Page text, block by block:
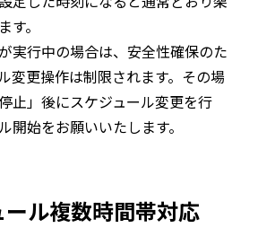
す。
実行中の場合は、安全性確保のた
変更操作は制限されます。その場
止」後にスケジュール変更を行
開始をお願いいたします。
ール複数時間帯対応